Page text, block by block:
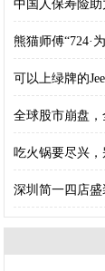
中国人保寿险
熊猫师傅“724·
可以上绿牌的
全球股市崩盘
吃火锅要尽兴
深圳简一四店